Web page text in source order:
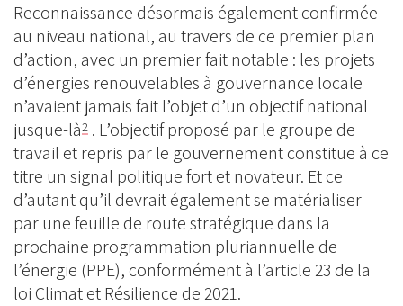
Reconnaissance désormais également confirmée
au niveau national, au travers de ce premier plan
d’action, avec un premier fait notable : les projets
d’énergies renouvelables à gouvernance locale
n’avaient jamais fait l’objet d’un objectif national
jusque-là2 . L’objectif proposé par le groupe de
travail et repris par le gouvernement constitue à ce
titre un signal politique fort et novateur. Et ce
d’autant qu’il devrait également se matérialiser
par une feuille de route stratégique dans la
prochaine programmation pluriannuelle de
l’énergie (PPE), conformément à l’article 23 de la
loi Climat et Résilience de 2021.